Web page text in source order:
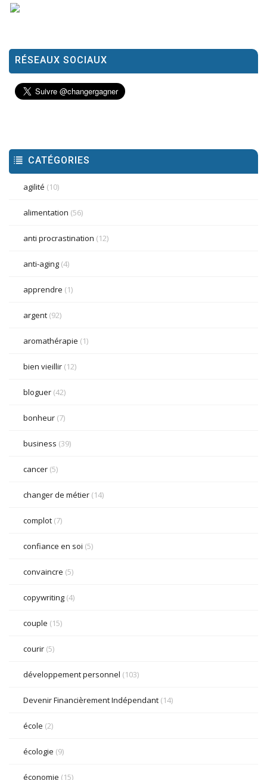
RÉSEAUX SOCIAUX
CATÉGORIES
agilité (10)
alimentation (56)
anti procrastination (12)
anti-aging (4)
apprendre (1)
argent (92)
aromathérapie (1)
bien vieillir (12)
bloguer (42)
bonheur (7)
business (39)
cancer (5)
changer de métier (14)
complot (7)
confiance en soi (5)
convaincre (5)
copywriting (4)
couple (15)
courir (5)
développement personnel (103)
Devenir Financièrement Indépendant (14)
école (2)
écologie (9)
économie (15)